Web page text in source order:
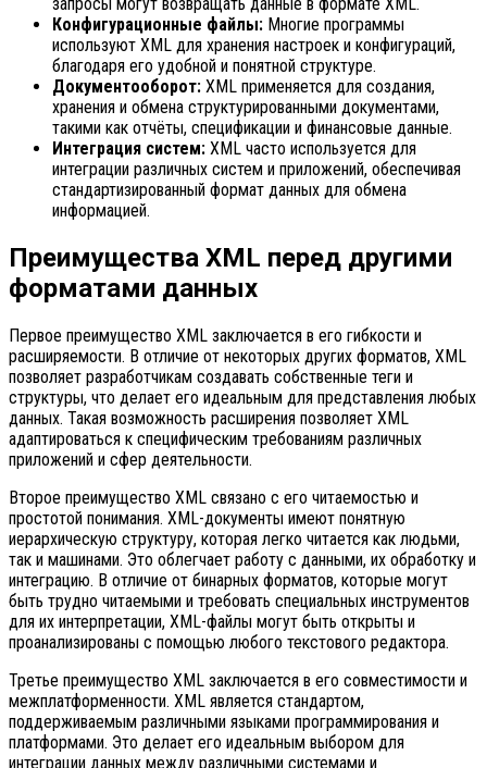
запросы могут возвращать данные в формате XML.
Конфигурационные файлы: Многие программы
используют XML для хранения настроек и конфигураций,
благодаря его удобной и понятной структуре.
Документооборот: XML применяется для создания,
хранения и обмена структурированными документами,
такими как отчёты, спецификации и финансовые данные.
Интеграция систем: XML часто используется для
интеграции различных систем и приложений, обеспечивая
стандартизированный формат данных для обмена
информацией.
Преимущества XML перед другими
форматами данных
Первое преимущество XML заключается в его гибкости и
расширяемости. В отличие от некоторых других форматов, XML
позволяет разработчикам создавать собственные теги и
структуры, что делает его идеальным для представления любых
данных. Такая возможность расширения позволяет XML
адаптироваться к специфическим требованиям различных
приложений и сфер деятельности.
Второе преимущество XML связано с его читаемостью и
простотой понимания. XML-документы имеют понятную
иерархическую структуру, которая легко читается как людьми,
так и машинами. Это облегчает работу с данными, их обработку и
интеграцию. В отличие от бинарных форматов, которые могут
быть трудно читаемыми и требовать специальных инструментов
для их интерпретации, XML-файлы могут быть открыты и
проанализированы с помощью любого текстового редактора.
Третье преимущество XML заключается в его совместимости и
межплатформенности. XML является стандартом,
поддерживаемым различными языками программирования и
платформами. Это делает его идеальным выбором для
интеграции данных между различными системами и